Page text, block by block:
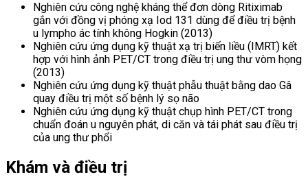
Nghiên cứu công nghệ kháng thể đơn dòng Ritiximab
gắn với đồng vị phóng xạ Iod 131 dùng để điều trị bệnh
u lympho ác tính không Hogkin (2013)
Nghiên cứu ứng dụng kỹ thuật xạ trị biến liều (IMRT) kết
hợp với hình ảnh PET/CT trong điều trị ung thư vòm họng
(2013)
Nghiên cứu ứng dụng kỹ thuật phẫu thuật bằng dao Gâ
quay điều trị một số bệnh lý sọ não
Nghiên cứu ứng dụng kỹ thuật chụp hình PET/CT trong
chuẩn đoán u nguyên phát, di căn và tái phát sau điều trị
của ung thư phổi
Khám và điều trị